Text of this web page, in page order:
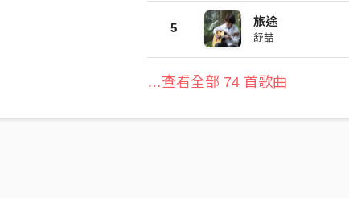
5 旅途
舒喆
…查看全部 74 首歌曲